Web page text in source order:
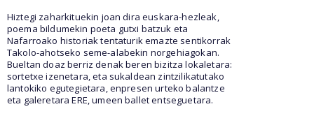
Hiztegi zaharkituekin joan dira euskara-hezleak,
poema bildumekin poeta gutxi batzuk eta
Nafarroako historiak tentaturik emazte sentikorrak
Takolo-ahotseko seme-alabekin norgehiagokan.
Bueltan doaz berriz denak beren bizitza lokaletara:
sortetxe izenetara, eta sukaldean zintzilikatutako
lantokiko egutegietara, enpresen urteko balantze
eta galeretara ERE, umeen ballet entseguetara.